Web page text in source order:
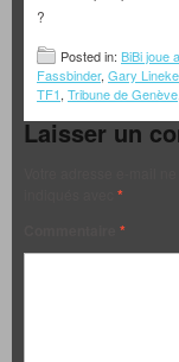
?
Posted in: BiBi joue
Fassbinder, Gary
TF1, Tribune de Genève
Laisser un
*
*